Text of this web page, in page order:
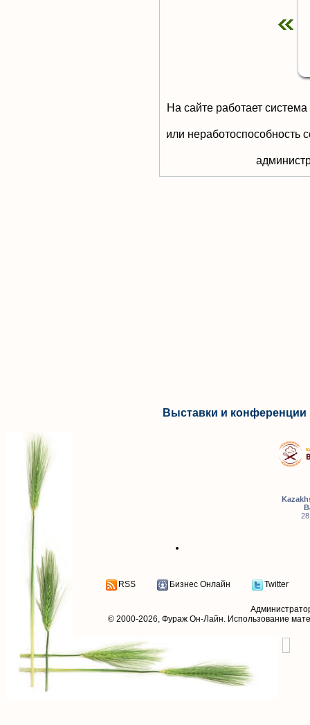
На сайте работает
или неработоспособность
Выставки и конференции
RSS Бизнес Онлайн Twitter
© 2000-2026, Фураж Он-Лайн. Использование